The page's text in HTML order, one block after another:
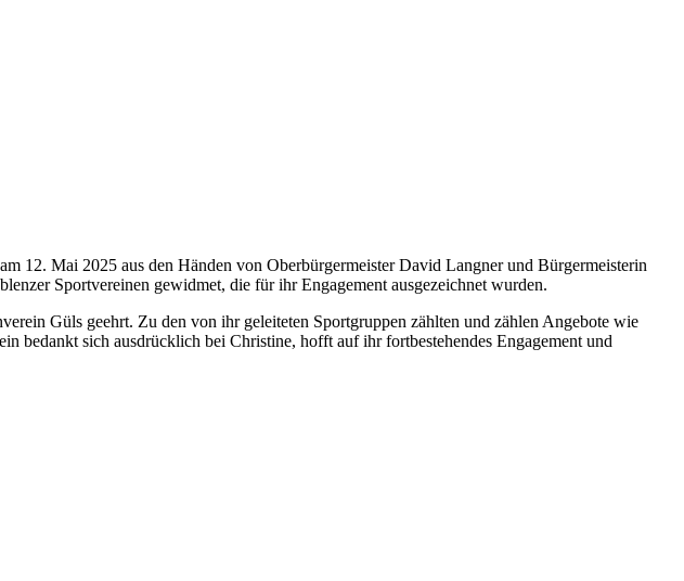
12. Mai 2025 aus den Händen von Oberbürgermeister David Langner und Bürgermeisterin
Sportvereinen gewidmet, die für ihr Engagement ausgezeichnet wurden.
Güls geehrt. Zu den von ihr geleiteten Sportgruppen zählten und zählen Angebote wie
sich ausdrücklich bei Christine, hofft auf ihr fortbestehendes Engagement und